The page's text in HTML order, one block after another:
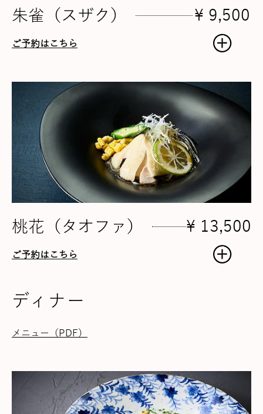
朱雀（スザク） ¥ 9,500
ご予約はこちら
桃花（タオファ） ¥ 13,500
ご予約はこちら
ディナー
メニュー（PDF）